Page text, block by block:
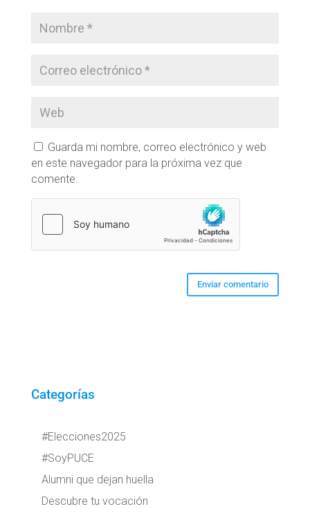
Guarda mi nombre, correo electrónico y web
en este navegador para la próxima vez que
comente.
Categorías
#Elecciones2025
#SoyPUCE
Alumni que dejan huella
Descubre tu vocación